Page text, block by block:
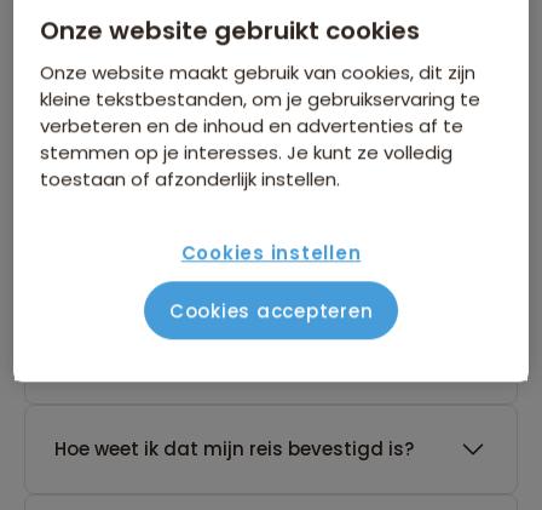
boeken?
Kan ik ook eerst een optie nemen op een
reis?
De reis van mijn keuze heeft nog geen
gegarandeerd vertrek. Wat nu?
Hoe weet ik dat mijn reis bevestigd is?
Onze website gebruikt cookies
Onze website maakt gebruik van cookies, dit zijn
kleine tekstbestanden, om je gebruikservaring te
verbeteren en de inhoud en advertenties af te
stemmen op je interesses. Je kunt ze volledig
toestaan of afzonderlijk instellen.
Cookies instellen
Cookies accepteren